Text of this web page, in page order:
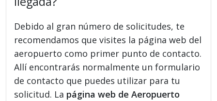
Debido al gran número de solicitudes, te
recomendamos que visites la página web del
aeropuerto como primer punto de contacto.
Allí encontrarás normalmente un formulario
de contacto que puedes utilizar para tu
solicitud. La página web de Aeropuerto